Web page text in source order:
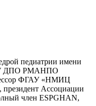
педиатрии имени
ДПО РМАНПО
ФГАУ «НМИЦ
президент Ассоциации
член ESPGHAN,